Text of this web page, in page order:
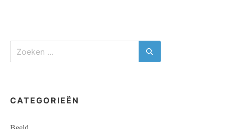
Zoeken
naar:
Zoeken
CATEGORIEËN